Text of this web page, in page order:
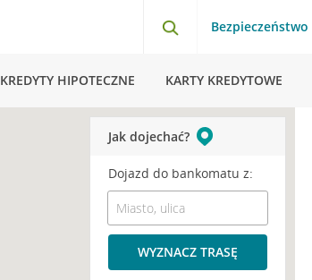
Bezpieczeństwo
KREDYTY HIPOTECZNE KARTY KREDYTOWE
Jak dojechać?
Dojazd do bankomatu z:
WYZNACZ TRASĘ